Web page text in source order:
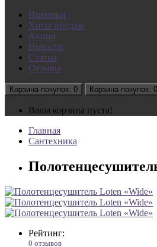
Новинки
Хиты продаж
Акции
Новости
Статьи
Отзывы
Корзина покупок: 0 Корзина покупок: 0
Ваша корзина пуста!
Главная
Сантехника
Рейтинг:
0 отзывов